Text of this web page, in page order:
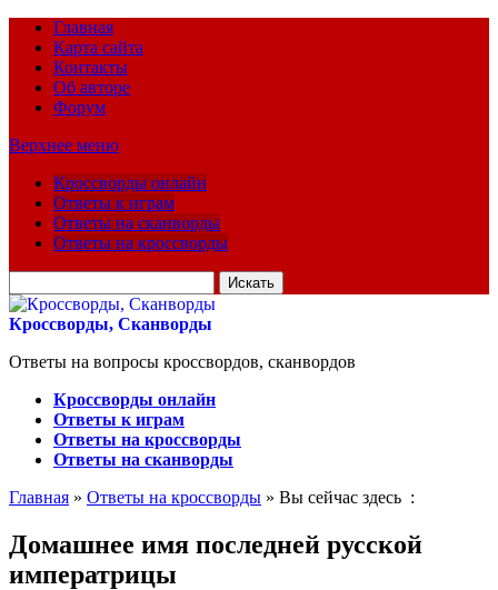
Главная
Карта сайта
Контакты
Об авторе
Форум
Верхнее меню
Кроссворды онлайн
Ответы к играм
Ответы на сканворды
Ответы на кроссворды
для:
Кроссворды, Сканворды
Ответы на вопросы кроссвордов, сканвордов
Кроссворды онлайн
Ответы к играм
Ответы на кроссворды
Ответы на сканворды
Главная » Ответы на кроссворды » Вы сейчас здесь :
Домашнее имя последней русской
императрицы